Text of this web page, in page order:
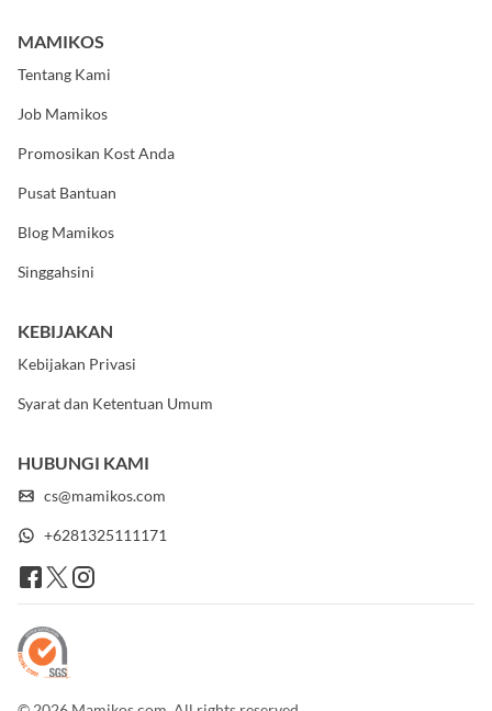
MAMIKOS
Tentang Kami
Job Mamikos
Promosikan Kost Anda
Pusat Bantuan
Blog Mamikos
Singgahsini
KEBIJAKAN
Kebijakan Privasi
Syarat dan Ketentuan Umum
HUBUNGI KAMI
cs@mamikos.com
+6281325111171